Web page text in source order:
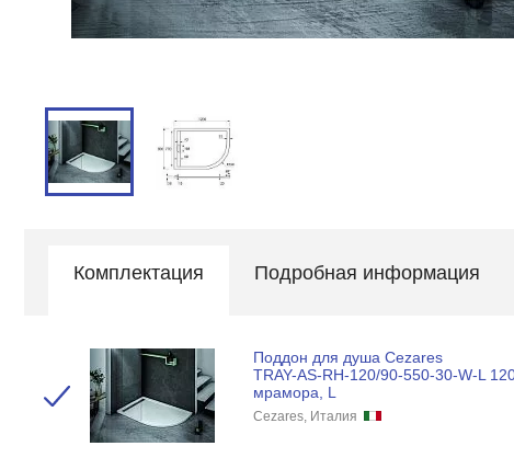
Комплектация Подробная информация
Поддон для душа Cezares
TRAY-AS-RH-120/90-550-30-W-L
мрамора, L
Cezares, Италия